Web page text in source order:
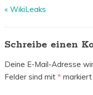
« WikiLeaks
Schreibe einen
Deine E-Mail-Adresse
Felder sind mit *markiert